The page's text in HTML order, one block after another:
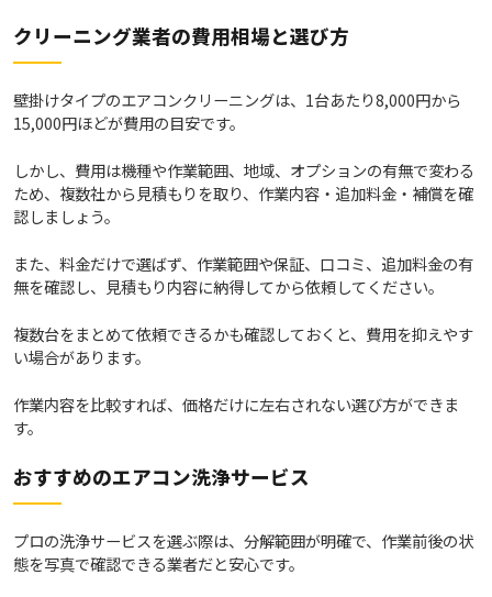
クリーニング業者の費用相場と選び方
壁掛けタイプのエアコンクリーニングは、1台あたり8,000円から
15,000円ほどが費用の目安です。
しかし、費用は機種や作業範囲、地域、オプションの有無で変わる
ため、複数社から見積もりを取り、作業内容・追加料金・補償を確
認しましょう。
また、料金だけで選ばず、作業範囲や保証、口コミ、追加料金の有
無を確認し、見積もり内容に納得してから依頼してください。
複数台をまとめて依頼できるかも確認しておくと、費用を抑えやす
い場合があります。
作業内容を比較すれば、価格だけに左右されない選び方ができま
す。
おすすめのエアコン洗浄サービス
プロの洗浄サービスを選ぶ際は、分解範囲が明確で、作業前後の状
態を写真で確認できる業者だと安心です。